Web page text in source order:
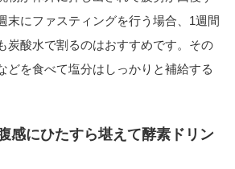
末にファスティングを行う場合、1週間
炭酸水で割るのはおすすめです。その
どを食べて塩分はしっかりと補給する
感にひたすら堪えて酵素ドリン